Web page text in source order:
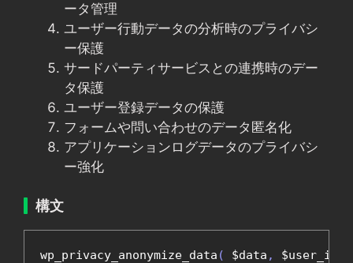
ータ管理
ユーザー行動データの分析時のプライバシ
ー保護
サードパーティサービスとの連携時のデー
タ保護
ユーザー登録データの保護
フォームや問い合わせのデータ匿名化
アプリケーションログデータのプライバシ
ー強化
構文
wp_privacy_anonymize_data ( $data , $user_id